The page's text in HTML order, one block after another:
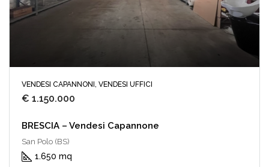
VENDESI CAPANNONI, VENDESI UFFICI
€ 1.150.000
BRESCIA – Vendesi Capannone
San Polo (BS)
1.650 mq